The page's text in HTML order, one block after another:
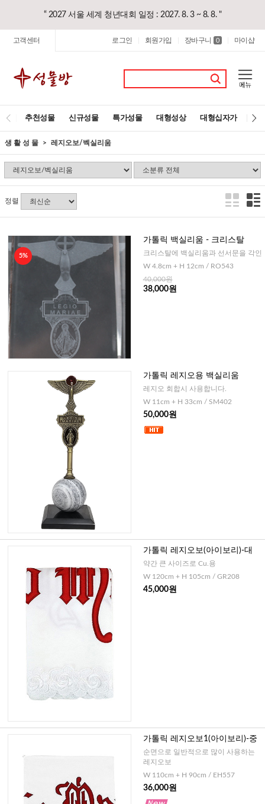
“ 2027 서울 세계 청년대회 일정 : 2027. 8. 3 ~ 8. 8. "
고객센터 로그인 회원가입 장바구니 0 마이샵
추천성물 신규성물 특가성물 대형성상 대형십자가 레
생 활 성 물 레지오보/벡실리움
정렬
5%
가톨릭 백실리움 - 크리스탈
크리스탈에 백실리움과 선서문을 각인
W 4.8cm + H 12cm / RO543
40,000원
38,000원
가톨릭 레지오용 백실리움
레지오 회합시 사용합니다.
W 11cm + H 33cm / SM402
50,000원
가톨릭 레지오보(아이보리)-대
약간 큰 사이즈로 Cu.용
W 120cm + H 105cm / GR208
45,000원
가톨릭 레지오보1(아이보리)-중
순면으로 일반적으로 많이 사용하는
레지오보
W 110cm + H 90cm / EH557
36,000원